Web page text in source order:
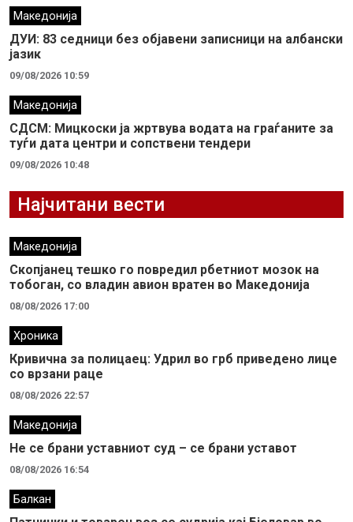
Македонија
ДУИ: 83 седници без објавени записници на албански
јазик
09/08/2026 10:59
Македонија
СДСМ: Мицкоски ја жртвува водата на граѓаните за
туѓи дата центри и сопствени тендери
09/08/2026 10:48
Најчитани вести
Македонија
Скопјанец тешко го повредил рбетниот мозок на
тобоган, со владин авион вратен во Македонија
08/08/2026 17:00
Хроника
Кривична за полицаец: Удрил во грб приведено лице
со врзани раце
08/08/2026 22:57
Македонија
Не се брани уставниот суд – се брани уставот
08/08/2026 16:54
Балкан